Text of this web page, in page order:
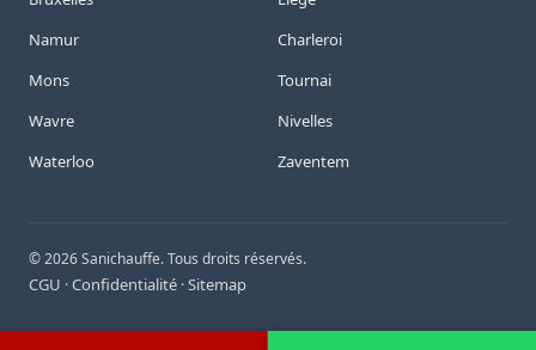
Namur
Charleroi
Mons
Tournai
Wavre
Nivelles
Waterloo
Zaventem
©2026Sanichauffe. Tous droits réservés.
CGU ·Confidentialité ·Sitemap